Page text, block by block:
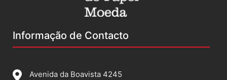
Informação de Contacto
Avenida da Boavista 4245